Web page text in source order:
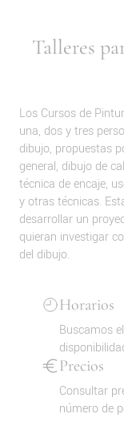
Talleres
Los Cursos de
una, dos y tres
dibujo, propuestas
general, dibujo de
técnica de encaje,
y otras técnicas.
desarrollar un
quieran investigar
del dibujo.
Horarios
Buscamos
Precios
Consultar
número de